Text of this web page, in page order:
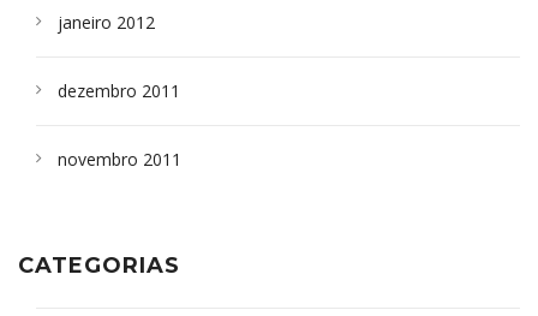
janeiro 2012
dezembro 2011
novembro 2011
CATEGORIAS